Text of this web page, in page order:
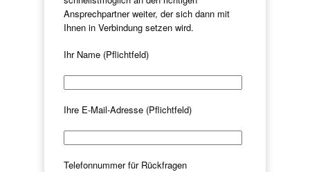
Ansprechpartner weiter, der sich dann mit
Ihnen in Verbindung setzen wird.
Ihr Name (Pflichtfeld)
Ihre E-Mail-Adresse (Pflichtfeld)
Telefonnummer für Rückfragen